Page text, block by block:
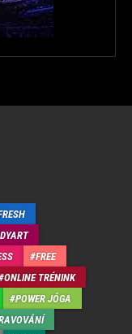
FREE
ONLINE TRÉNINK
POWER JÓGA